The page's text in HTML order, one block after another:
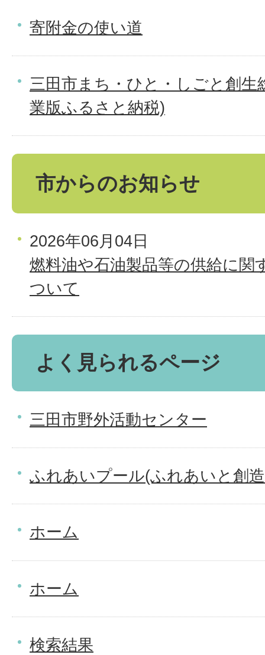
寄附金の使い道
三田市まち・ひと・しごと創生
業版ふるさと納税)
市からのお知らせ
2026年06月04日
燃料油や石油製品等の供給に関
ついて
よく見られるページ
三田市野外活動センター
ふれあいプール(ふれあいと創
ホーム
ホーム
検索結果